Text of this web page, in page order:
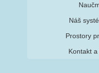
Náš
Prostory
Kontakt